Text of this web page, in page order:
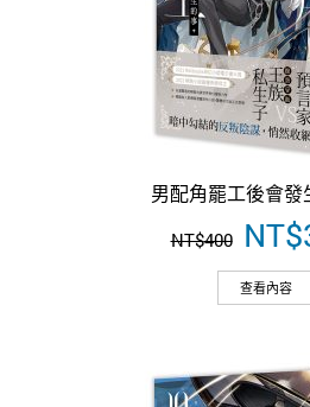
男配角罷工後會發
NT$400 原
始
價
格：
NT$
查看內容